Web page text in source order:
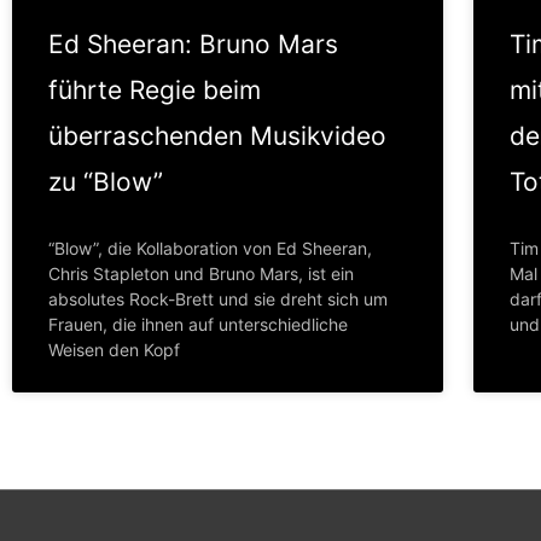
Ed Sheeran: Bruno Mars
führte Regie beim
überraschenden Musikvideo
zu “Blow”
“Blow”, die Kollaboration von Ed Sheeran,
Chris Stapleton und Bruno Mars, ist ein
absolutes Rock-Brett und sie dreht sich um
Frauen, die ihnen auf unterschiedliche
Weisen den Kopf